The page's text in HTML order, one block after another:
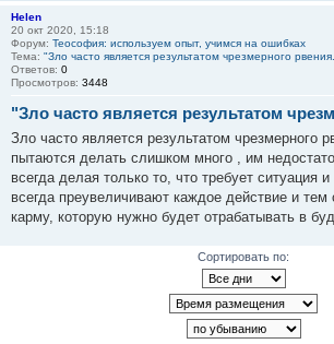
Helen
20 окт 2020, 15:18
Форум: Теософия: используем опыт, учимся на ошибках
Тема: "Зло часто является результатом чрезмерного
Ответов: 0
Просмотров: 3448
"Зло часто является результатом
Зло часто является результатом чрезмерного
пытаются делать слишком много , им
всегда делая только то, что требует ситуация
всегда преувеличивают каждое действие и
карму, которую нужно будет отрабатывать в
Сортировать по: